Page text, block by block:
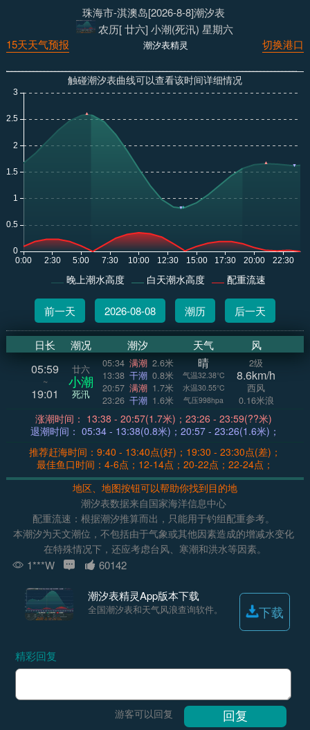
珠海市-淇澳岛[2026-8-8]潮汐表
农历[ 廿六] 小潮(死汛) 星期六
切换港口
潮汐表精灵
15天天气预报
触碰潮汐表曲线可以查看该时间详细情况
晚上潮水高度 白天潮水高度 配重流速
前一天 2026-08-08 潮历 后一天
日长 潮况 潮汐 天气 风
05:59
~
19:01
廿六
小潮
死汛
05:34 满潮 2.6米
13:38 干潮 0.8米
20:57 满潮 1.7米
23:26 干潮 1.6米
晴
气温32.38°C
水温30.55°C
气压998hpa
2级
8.6km/h
西风
0.16米浪
涨潮时间： 13:38 - 20:57(1.7米)；23:26 - 23:59(??米)
退潮时间： 05:34 - 13:38(0.8米)；20:57 - 23:26(1.6米)；
推荐赶海时间：9:40 - 13:40点(好)；19:30 - 23:30点(差)；
最佳鱼口时间：4-6点；12-14点；20-22点；22-24点；
地区、地图按钮可以帮助你找到目的地
潮汐表数据来自国家海洋信息中心
配重流速：根据潮汐推算而出，只能用于钓组配重参考。
本潮汐为天文潮位，不包括由于气象或其他因素造成的增减水变化
在特殊情况下，还应考虑台风、寒潮和洪水等因素。
1***W 60142
潮汐表精灵App版本下载
全国潮汐表和天气风浪查询软件。 下载
精彩回复
游客可以回复